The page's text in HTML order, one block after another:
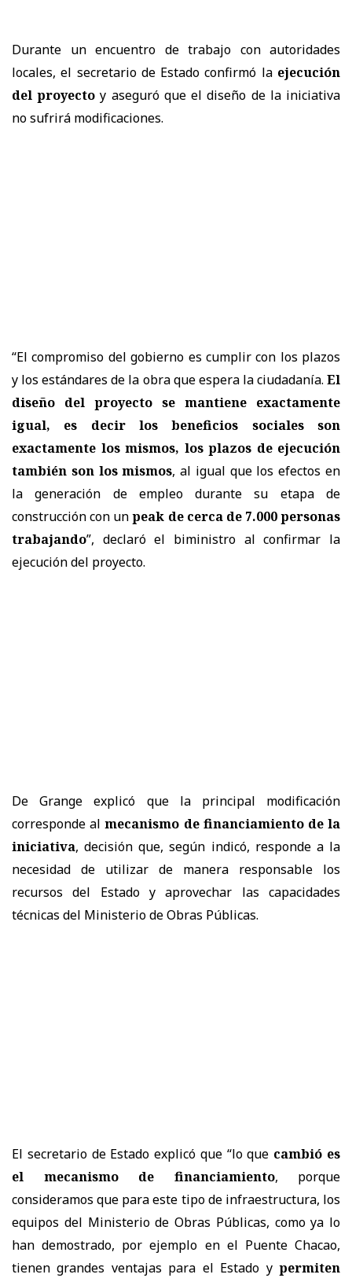
Durante un encuentro de trabajo con autoridades
locales, el secretario de Estado confirmó la ejecución
del proyecto y aseguró que el diseño de la iniciativa
no sufrirá modificaciones.
“El compromiso del gobierno es cumplir con los plazos
y los estándares de la obra que espera la ciudadanía. El
diseño del proyecto se mantiene exactamente
igual, es decir los beneficios sociales son
exactamente los mismos, los plazos de ejecución
también son los mismos, al igual que los efectos en
la generación de empleo durante su etapa de
construcción con unpeak de cerca de 7.000 personas
trabajando”, declaró el biministro al confirmar la
ejecución del proyecto.
De Grange explicó que la principal modificación
corresponde almecanismo de financiamiento de la
iniciativa, decisión que, según indicó, responde a la
necesidad de utilizar de manera responsable los
recursos del Estado y aprovechar las capacidades
técnicas del Ministerio de Obras Públicas.
El secretario de Estado explicó que “lo que cambió es
el mecanismo de financiamiento, porque
consideramos que para este tipo de infraestructura, los
equipos del Ministerio de Obras Públicas, como ya lo
han demostrado, por ejemplo en el Puente Chacao,
tienen grandes ventajas para el Estado y permiten